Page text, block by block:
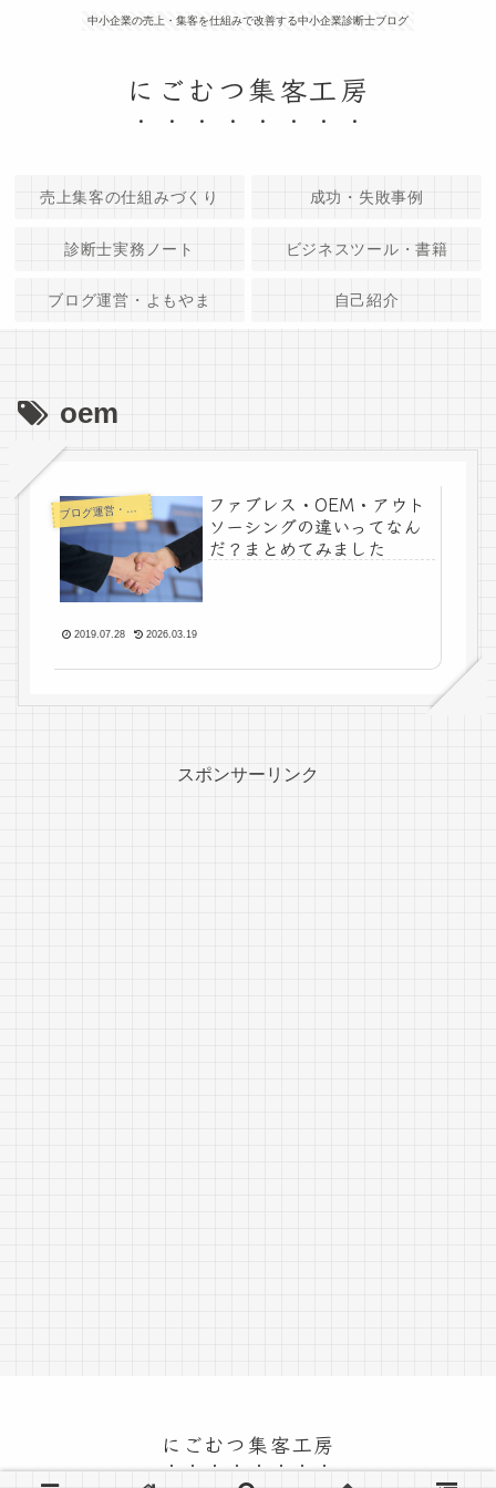
中小企業の売上・集客を仕組みで改善する中小企業診断士ブログ
にごむつ集客工房
売上集客の仕組みづくり 成功・失敗事例
診断士実務ノート ビジネスツール・書籍
ブログ運営・よもやま 自己紹介
oem
ブ ログ運営・よもやま
ファブレス・OEM・アウト
ソーシングの違いってなん
だ？まとめてみました
2019.07.28 2026.03.19
スポンサーリンク
にごむつ集客工房